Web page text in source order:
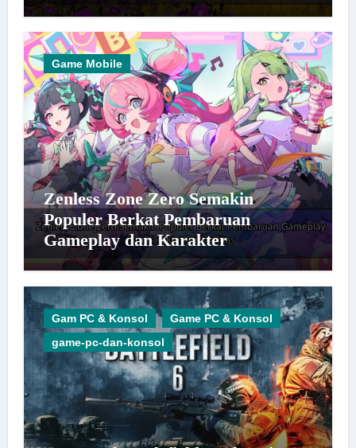
Game Mobile
Zenless Zone Zero Semakin
Populer Berkat Pembaruan
Gameplay dan Karakter
Berkualitas
Gam PC & Konsol
Game PC & Konsol
game-pc-dan-konsol